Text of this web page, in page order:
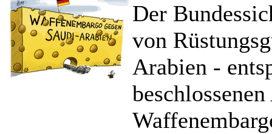
Der
von
Arabien -